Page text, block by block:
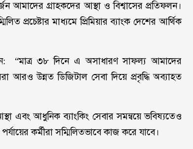
আমাদের গ্রাহকদের আস্থা ও বিশ্বাসের প্রতিফলন।
প্রচেষ্টার মাধ্যমে প্রিমিয়ার ব্যাংক দেশের আর্থিক
“মাত্র ৩৮ দিনে এ অসাধারণ সাফল্য আমাদের
আরও উন্নত ডিজিটাল সেবা দিয়ে প্রবৃদ্ধি অব্যাহত
এবং আধুনিক ব্যাংকিং সেবার সমন্বয়ে ভবিষ্যতেও
কর্মীরা সম্মিলিতভাবে কাজ করে যাবে।